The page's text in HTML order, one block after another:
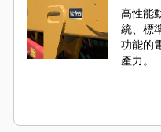
高性能
統、標
功能的
產力。